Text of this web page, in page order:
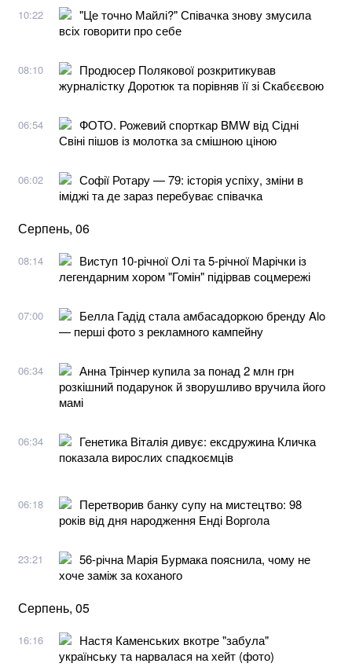
10:22
"Це точно Майлі?" Співачка знову змусила
всіх говорити про себе
08:10
Продюсер Полякової розкритикував
журналістку Доротюк та порівняв її зі Скабєєвою
06:54
ФОТО. Рожевий спорткар BMW від Сідні
Свіні пішов із молотка за смішною ціною
06:02
Софії Ротару — 79: історія успіху, зміни в
іміджі та де зараз перебуває співачка
Серпень, 06
08:14
Виступ 10-річної Олі та 5-річної Марічки із
легендарним хором "Гомін" підірвав соцмережі
07:00
Белла Гадід стала амбасадоркою бренду Alo
— перші фото з рекламного кампейну
06:34
Анна Трінчер купила за понад 2 млн грн
розкішний подарунок й зворушливо вручила його
мамі
06:34
Генетика Віталія дивує: ексдружина Кличка
показала вирослих спадкоємців
06:18
Перетворив банку супу на мистецтво: 98
років від дня народження Енді Воргола
23:21
56-річна Марія Бурмака пояснила, чому не
хоче заміж за коханого
Серпень, 05
16:16
Настя Каменських вкотре "забула"
українську та нарвалася на хейт (фото)